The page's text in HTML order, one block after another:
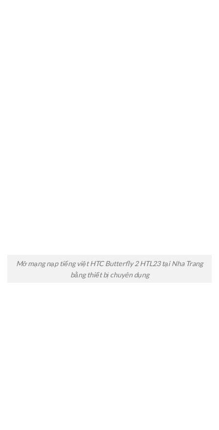
Mở mạng nạp tiếng việt HTC Butterfly 2 HTL23 tại Nha Trang
bằng thiết bị chuyên dụng